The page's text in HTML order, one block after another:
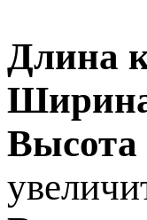
Длина
Высота